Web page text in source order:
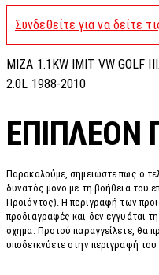
Συνδεθείτε για να δείτε
MIZA 1.1KW IMIT VW GOLF
2.0L 1988-2010
ΕΠΙΠΛΈΟΝ
Παρακαλούμε, σημειώστε πως ο
δυνατός μόνο με τη βοήθεια του
Προϊόντος). Η περιγραφή των
προδιαγραφές και δεν εγγυάται
όχημα. Προτού παραγγείλετε, θα
υποδεικνύετε στην περιγραφή του